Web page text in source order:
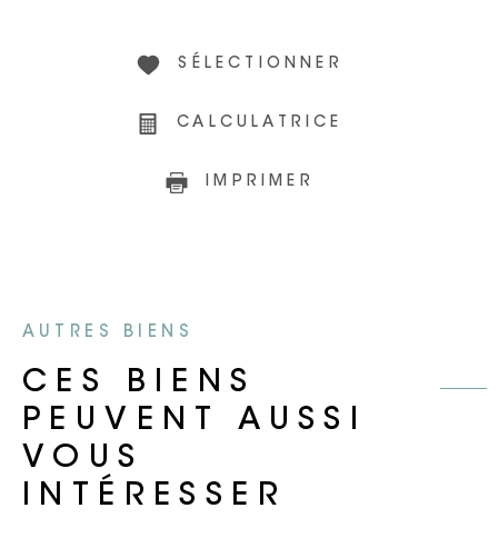
SÉLECTIONNER
CALCULATRICE
IMPRIMER
AUTRES BIENS
CES BIENS
PEUVENT AUSSI
VOUS
INTÉRESSER